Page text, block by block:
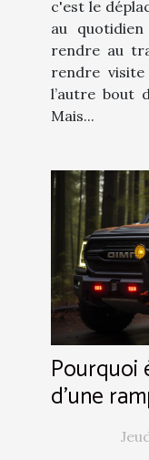
c'est le
au
rendre au
rendre
l’autre bout
Mais...
Pourquoi
d’une